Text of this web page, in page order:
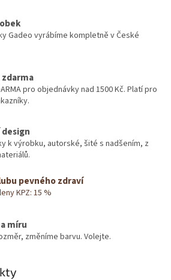
Gadeo vyrábíme kompletně v České
pro objednávky nad 1500 Kč. Platí pro
k výrobku, autorské, šité s nadšením, z
pevného zdraví
KPZ: 15 %
míru
změníme barvu. Volejte.